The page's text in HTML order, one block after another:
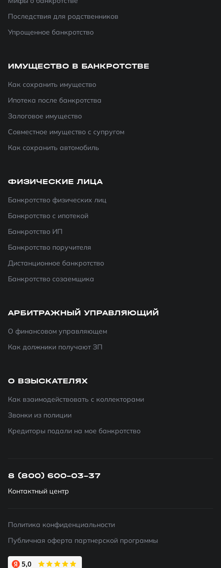
Последствия для родственников
Упрощенное банкротство
ИМУЩЕСТВО В БАНКРОТСТВЕ
Как сохранить имущество
Ипотека после банкротства
Залоговое имущество
Совместное имущество с супругом
Как сохранить автомобиль
ФИЗИЧЕСКИЕ ЛИЦА
Банкротство физических лиц
Банкротство с ипотекой
Банкротство ИП
Банкротство поручителя
Дистанционное банкротство
Банкротство созаемщика
АРБИТРАЖНЫЙ УПРАВЛЯЮЩИЙ
О финансовом управляющем
Как должники получают ЗП
О ВЗЫСКАТЕЛЯХ
Как взаимодействовать с коллекторами
Звонки из полиции
Кредиторы подали на мое банкротство
8 (800) 600-03-37
Контактный центр
Политика конфиденциальности
Публичная оферта партнерской программы